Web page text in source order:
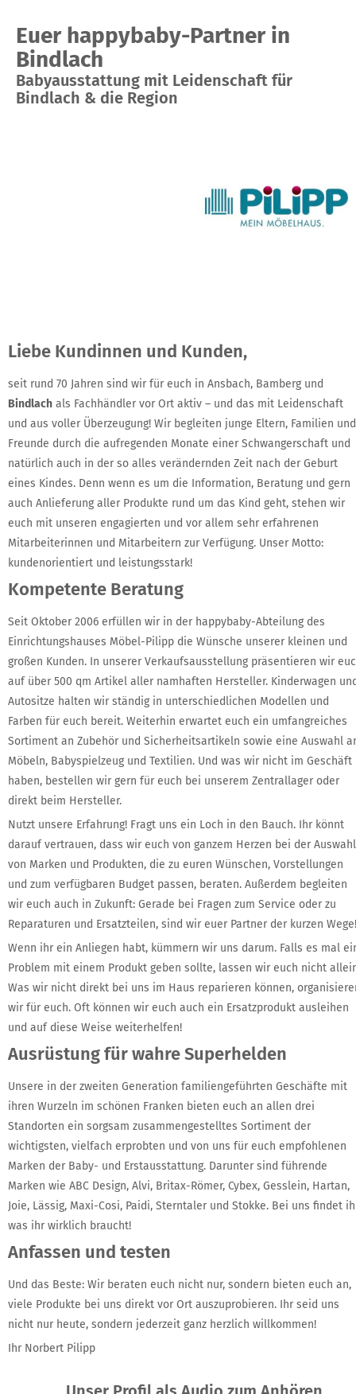
Euer happybaby-Partner in
Bindlach
Babyausstattung mit Leidenschaft für
Bindlach & die Region
Liebe Kundinnen und Kunden,
seit rund 70 Jahren sind wir für euch in Ansbach, Bamberg und
Bindlach als Fachhändler vor Ort aktiv – und das mit Leidenschaft
und aus voller Überzeugung! Wir begleiten junge Eltern, Familien und
Freunde durch die aufregenden Monate einer Schwangerschaft und
natürlich auch in der so alles verändernden Zeit nach der Geburt
eines Kindes. Denn wenn es um die Information, Beratung und gern
auch Anlieferung aller Produkte rund um das Kind geht, stehen wir
euch mit unseren engagierten und vor allem sehr erfahrenen
Mitarbeiterinnen und Mitarbeitern zur Verfügung. Unser Motto:
kundenorientiert und leistungsstark!
Kompetente Beratung
Seit Oktober 2006 erfüllen wir in der happybaby-Abteilung des
Einrichtungshauses Möbel-Pilipp die Wünsche unserer kleinen und
großen Kunden. In unserer Verkaufsausstellung präsentieren wir
auf über 500 qm Artikel aller namhaften Hersteller. Kinderwagen
Autositze halten wir ständig in unterschiedlichen Modellen und
Farben für euch bereit. Weiterhin erwartet euch ein umfangreiches
Sortiment an Zubehör und Sicherheitsartikeln sowie eine Auswahl
Möbeln, Babyspielzeug und Textilien. Und was wir nicht im Geschäft
haben, bestellen wir gern für euch bei unserem Zentrallager oder
direkt beim Hersteller.
Nutzt unsere Erfahrung! Fragt uns ein Loch in den Bauch. Ihr könnt
darauf vertrauen, dass wir euch von ganzem Herzen bei der Auswahl
von Marken und Produkten, die zu euren Wünschen, Vorstellungen
und zum verfügbaren Budget passen, beraten. Außerdem begleiten
wir euch auch in Zukunft: Gerade bei Fragen zum Service oder zu
Reparaturen und Ersatzteilen, sind wir euer Partner der kurzen Wege!
Wenn ihr ein Anliegen habt, kümmern wir uns darum. Falls es mal
Problem mit einem Produkt geben sollte, lassen wir euch nicht
Was wir nicht direkt bei uns im Haus reparieren können,
wir für euch. Oft können wir euch auch ein Ersatzprodukt ausleihen
und auf diese Weise weiterhelfen!
Ausrüstung für wahre Superhelden
Unsere in der zweiten Generation familiengeführten Geschäfte mit
ihren Wurzeln im schönen Franken bieten euch an allen drei
Standorten ein sorgsam zusammengestelltes Sortiment der
wichtigsten, vielfach erprobten und von uns für euch empfohlenen
Marken der Baby- und Erstausstattung. Darunter sind führende
Marken wie ABC Design, Alvi, Britax-Römer, Cybex, Gesslein, Hartan,
Joie, Lässig, Maxi-Cosi, Paidi, Sterntaler und Stokke. Bei uns findet
was ihr wirklich braucht!
Anfassen und testen
Und das Beste: Wir beraten euch nicht nur, sondern bieten euch an,
viele Produkte bei uns direkt vor Ort auszuprobieren. Ihr seid uns
nicht nur heute, sondern jederzeit ganz herzlich willkommen!
Ihr Norbert Pilipp